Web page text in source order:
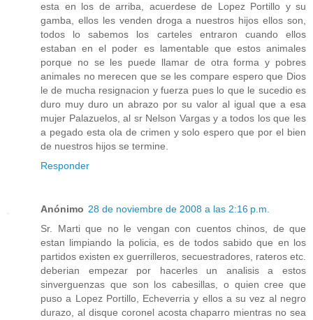
esta en los de arriba, acuerdese de Lopez Portillo y su
gamba, ellos les venden droga a nuestros hijos ellos son,
todos lo sabemos los carteles entraron cuando ellos
estaban en el poder es lamentable que estos animales
porque no se les puede llamar de otra forma y pobres
animales no merecen que se les compare espero que Dios
le de mucha resignacion y fuerza pues lo que le sucedio es
duro muy duro un abrazo por su valor al igual que a esa
mujer Palazuelos, al sr Nelson Vargas y a todos los que les
a pegado esta ola de crimen y solo espero que por el bien
de nuestros hijos se termine.
Responder
Anónimo 28 de noviembre de 2008 a las 2:16 p.m.
Sr. Marti que no le vengan con cuentos chinos, de que
estan limpiando la policia, es de todos sabido que en los
partidos existen ex guerrilleros, secuestradores, rateros etc.
deberian empezar por hacerles un analisis a estos
sinverguenzas que son los cabesillas, o quien cree que
puso a Lopez Portillo, Echeverria y ellos a su vez al negro
durazo, al disque coronel acosta chaparro mientras no sea